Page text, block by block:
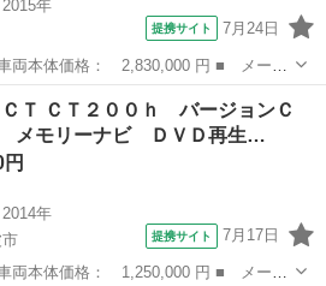
2015年
提携サイト 7月24日
ＲＣ ■ グレード名： ＲＣ３００
◇サンルーフ／赤革シート◇純正ナ
ス
ＣＴ ＣＴ２００ｈ バージョンＣ
メモリーナビ ＤＶＤ再生…
2014年
提携サイト 7月17日